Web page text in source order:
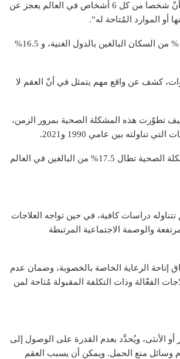
وأشار المدير العام تيدروس أدهانوم غيبريسوس، في تقرير جديد، إلى أنّ شخصا من كل 6 أشخاص في العالم يعجز عن
الموارد المُتاحة له”.
وأكّدت المنظمة أنّ هذا الوضع يمثل “مشكلة صحية كبيرة” تطال 17.8 % من السكان البالغين بالدول الغنية، و 16.5%
“التقرير، وهو الأول من نوعه الذي يصدر منذ 10 سنوات، كشف عن واقع مهم يتمثل في أنّ العقم لا
كيف تطوّرت هذه المشكلة الصحية بمرور الزمن،
بين عامي 1990 و2021.
وأظهر أنّ “العقم يؤثر على قسم كبير من سكان العالم” لأنّ هذه المشكلة الصحية تطال 17.5% من البالغين في العالم
دراسات كافية، في حين تواجه العلاجات
والوصمة الاجتماعية المرتبطة
إتاحة الرعاية الخاصة بالخصوبة، وضمان عدم
الفعّالة وذات التكلفة المقبولة مُتاحة لمن
الأنثى، ويُحدَّد بعدم القدرة على الوصول إلى
استخدام وسائل منع الحمل. ويمكن أن يسبب العقم